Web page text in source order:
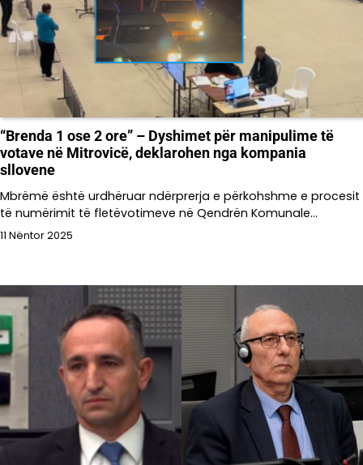
“Brenda 1 ose 2 ore” – Dyshimet për manipulime të
votave në Mitrovicë, deklarohen nga kompania
sllovene
Mbrëmë është urdhëruar ndërprerja e përkohshme e procesit
të numërimit të fletëvotimeve në Qendrën Komunale…
11 Nëntor 2025